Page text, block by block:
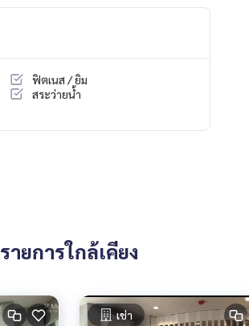
ฟิตเนส / ยิม
สระว่ายน้ำ
รายการใกล้เคียง
เช่า